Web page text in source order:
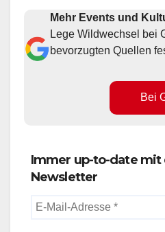
Mehr Events und
Lege Wildwechsel bei
bevorzugten Quellen
Bei
Immer up-to-date mit
Newsletter